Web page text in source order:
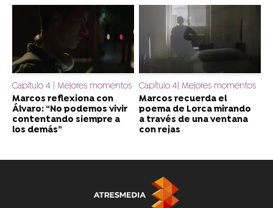
Capítulo 4 | Mejores momentos
Marcos reflexiona con
Álvaro: “No podemos vivir
contentando siempre a
los demás”
Capítulo 4| Mejores momentos
Marcos recuerda el
poema de Lorca mirando
a través de una ventana
con rejas